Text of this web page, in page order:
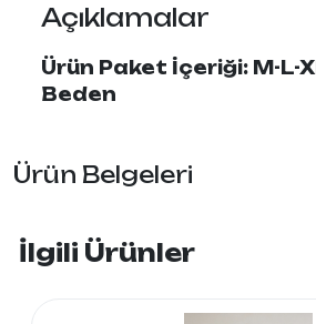
Açıklamalar
Ürün Paket İçeriği: M-L-
Beden
Ürün Belgeleri
İlgili Ürünler